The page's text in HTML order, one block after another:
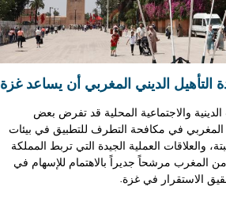
التأهيل الديني المغربي أن يساعد غزة
والاجتماعية المحلية قد تفرض بعض
المغربي في مكافحة التطرف للتطبيق في بيئات
والعلاقات العملية الجيدة التي تربط المملكة
من المغرب مرشحاً جديراً بالاهتمام للإسهام في
الاستقرار في غزة.